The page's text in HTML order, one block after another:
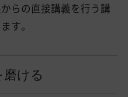
らの直接講義を行う講
す。
磨ける